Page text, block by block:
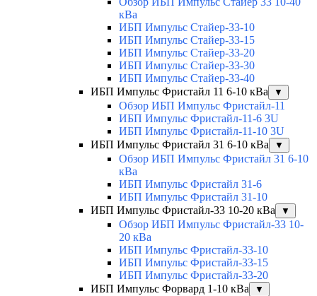
кВа
ИБП Импульс Стайер-33-10
ИБП Импульс Стайер-33-15
ИБП Импульс Стайер-33-20
ИБП Импульс Стайер-33-30
ИБП Импульс Стайер-33-40
ИБП Импульс Фристайл 11 6-10 кВа
▼
Обзор ИБП Импульс Фристайл-11
ИБП Импульс Фристайл-11-6 3U
ИБП Импульс Фристайл-11-10 3U
ИБП Импульс Фристайл 31 6-10 кВа
▼
Обзор ИБП Импульс Фристайл 31 6-10
кВа
ИБП Импульс Фристайл 31-6
ИБП Импульс Фристайл 31-10
ИБП Импульс Фристайл-33 10-20 кВа
▼
Обзор ИБП Импульс Фристайл-33 10-
20 кВа
ИБП Импульс Фристайл-33-10
ИБП Импульс Фристайл-33-15
ИБП Импульс Фристайл-33-20
ИБП Импульс Форвард 1-10 кВа
▼